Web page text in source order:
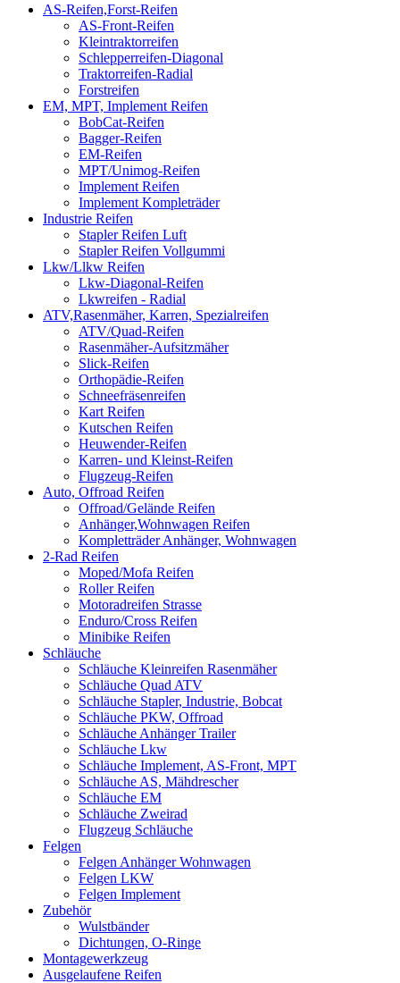
AS-Reifen,Forst-Reifen
AS-Front-Reifen
Kleintraktorreifen
Schlepperreifen-Diagonal
Traktorreifen-Radial
Forstreifen
EM, MPT, Implement Reifen
BobCat-Reifen
Bagger-Reifen
EM-Reifen
MPT/Unimog-Reifen
Implement Reifen
Implement Kompleträder
Industrie Reifen
Stapler Reifen Luft
Stapler Reifen Vollgummi
Lkw/Llkw Reifen
Lkw-Diagonal-Reifen
Lkwreifen - Radial
ATV,Rasenmäher, Karren, Spezialreifen
ATV/Quad-Reifen
Rasenmäher-Aufsitzmäher
Slick-Reifen
Orthopädie-Reifen
Schneefräsenreifen
Kart Reifen
Kutschen Reifen
Heuwender-Reifen
Karren- und Kleinst-Reifen
Flugzeug-Reifen
Auto, Offroad Reifen
Offroad/Gelände Reifen
Anhänger,Wohnwagen Reifen
Kompletträder Anhänger, Wohnwagen
2-Rad Reifen
Moped/Mofa Reifen
Roller Reifen
Motoradreifen Strasse
Enduro/Cross Reifen
Minibike Reifen
Schläuche
Schläuche Kleinreifen Rasenmäher
Schläuche Quad ATV
Schläuche Stapler, Industrie, Bobcat
Schläuche PKW, Offroad
Schläuche Anhänger Trailer
Schläuche Lkw
Schläuche Implement, AS-Front, MPT
Schläuche AS, Mähdrescher
Schläuche EM
Schläuche Zweirad
Flugzeug Schläuche
Felgen
Felgen Anhänger Wohnwagen
Felgen LKW
Felgen Implement
Zubehör
Wulstbänder
Dichtungen, O-Ringe
Montagewerkzeug
Ausgelaufene Reifen